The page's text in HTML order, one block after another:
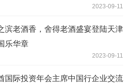
2023-09-11
滨老酒香，舍得老酒盛宴登陆天津
乐华章
2023-09-11
国际投资年会主席中国行企业交流